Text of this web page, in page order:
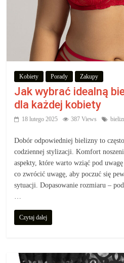
Kobiety Porady Zakupy
Jak wybrać idealną
dla każdej kobiety
18 lutego 2025 387 Views
Dobór odpowiedniej bielizny to
codziennej stylizacji. Komfort
aspekty, które warto wziąć pod
co zwrócić uwagę, aby poczuć się
sytuacji. Dopasowanie rozmiaru –
Czytaj dalej